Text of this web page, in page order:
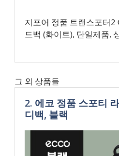
지포어 정품 트랜스포터2
드백 (화이트), 단일제품,
그 외 상품들
2. 에코 정품 스포티
디백, 블랙